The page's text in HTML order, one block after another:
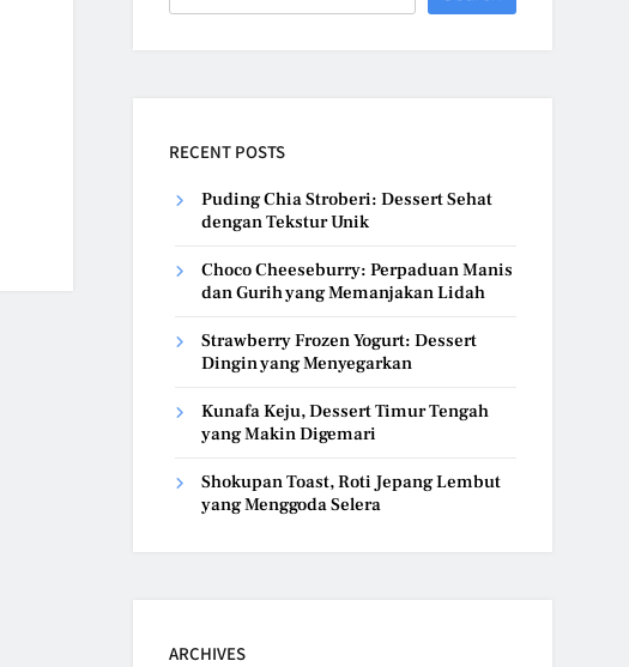
RECENT POSTS
Puding Chia Stroberi: Dessert Sehat
dengan Tekstur Unik
Choco Cheeseburry: Perpaduan Manis
dan Gurih yang Memanjakan Lidah
Strawberry Frozen Yogurt: Dessert
Dingin yang Menyegarkan
Kunafa Keju, Dessert Timur Tengah
yang Makin Digemari
Shokupan Toast, Roti Jepang Lembut
yang Menggoda Selera
ARCHIVES